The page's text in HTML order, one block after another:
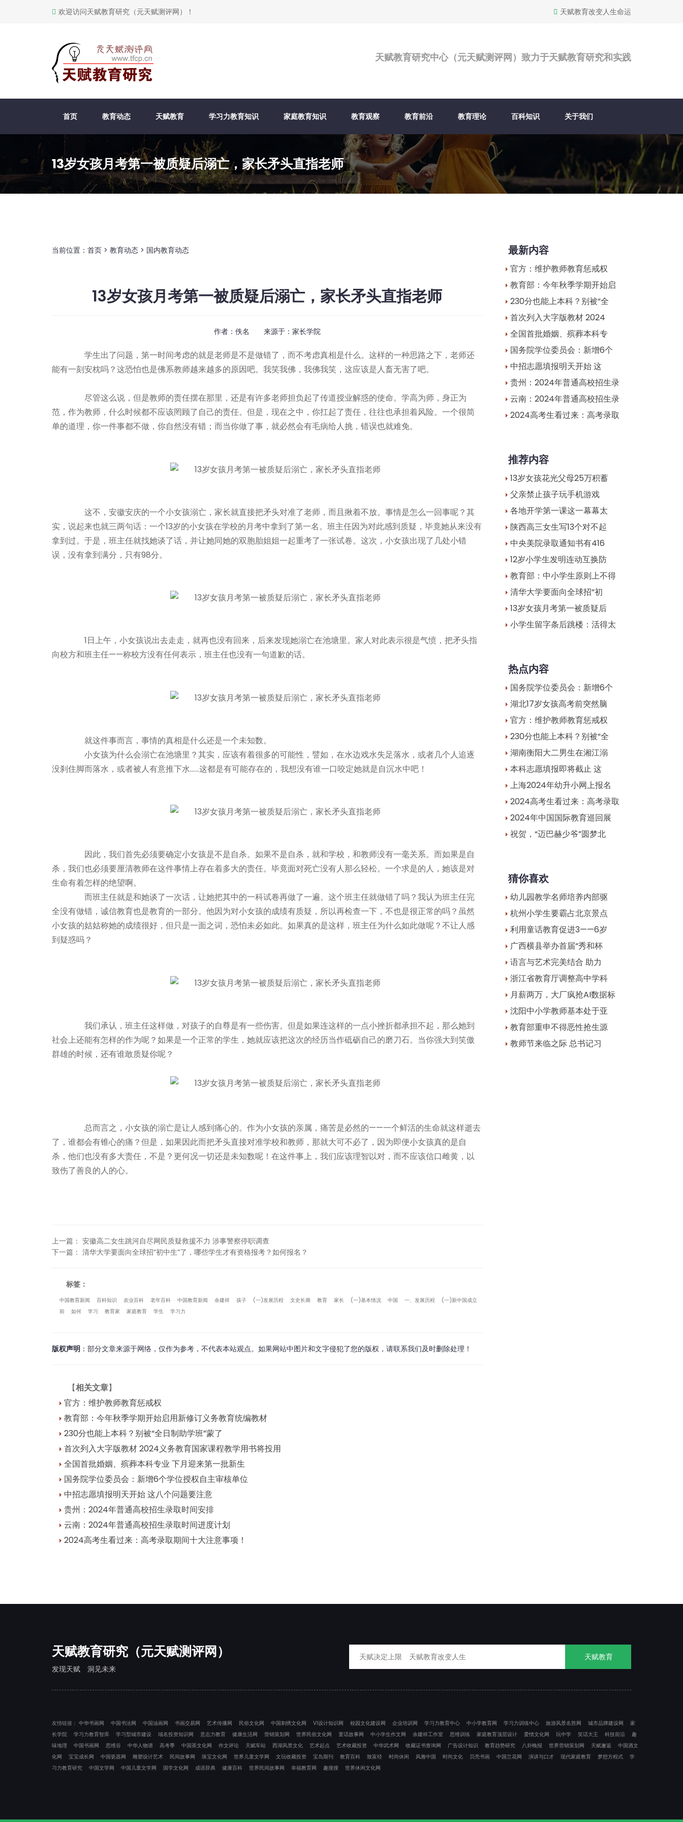
欢迎访问天赋教育研究（元天赋测评网）！ 天赋教育改变人生命运
天赋教育研究中心（元天赋测评网）致力于天赋教育研究和实践
首页 教育动态 天赋教育 学习力教育知识 家庭教育知识 教育观察 教育前沿 教育理论 百科知识 关于我们
13岁女孩月考第一被质疑后溺亡，家长矛头直指老师
当前位置： 首页 > 教育动态 > 国内教育动态
13岁女孩月考第一被质疑后溺亡，家长矛头直指老师
作者：佚名 来源于： 家长学院
学生出了问题，第一时间考虑的就是老师是不是做错了，而不考虑真相是什么。这样的一种思路之下，老师还
能有一刻安枕吗？这恐怕也是佛系教师越来越多的原因吧。我笑我佛，我佛我笑，这应该是人畜无害了吧。
尽管这么说，但是教师的责任摆在那里，还是有许多老师担负起了传道授业解惑的使命。学高为师，身正为
范，作为教师，什么时候都不应该罔顾了自己的责任。但是，现在之中，你扛起了责任，往往也承担着风险。一个很简
单的道理，你一件事都不做，你自然没有错；而当你做了事，就必然会有毛病给人挑，错误也就难免。
这不，安徽安庆的一个小女孩溺亡，家长就直接把矛头对准了老师，而且揪着不放。事情是怎么一回事呢？其
实，说起来也就三两句话：一个13岁的小女孩在学校的月考中拿到了第一名。班主任因为对此感到质疑，毕竟她从来没有
拿到过。于是，班主任就找她谈了话，并让她同她的双胞胎姐姐一起重考了一张试卷。这次，小女孩出现了几处小错
误，没有拿到满分，只有98分。
1日上午，小女孩说出去走走，就再也没有回来，后来发现她溺亡在池塘里。家人对此表示很是气愤，把矛头指
向校方和班主任——称校方没有任何表示，班主任也没有一句道歉的话。
就这件事而言，事情的真相是什么还是一个未知数。
小女孩为什么会溺亡在池塘里？其实，应该有着很多的可能性，譬如，在水边戏水失足落水，或者几个人追逐
没刹住脚而落水，或者被人有意推下水……这都是有可能存在的，我想没有谁一口咬定她就是自沉水中吧！
因此，我们首先必须要确定小女孩是不是自杀。如果不是自杀，就和学校，和教师没有一毫关系。而如果是自
杀，我们也必须要厘清教师在这件事情上存在着多大的责任。毕竟面对死亡没有人那么轻松。一个求是的人，她该是对
生命有着怎样的绝望啊。
而班主任就是和她谈了一次话，让她把其中的一科试卷再做了一遍。这个班主任就做错了吗？我认为班主任完
全没有做错，诚信教育也是教育的一部分。他因为对小女孩的成绩有质疑，所以再检查一下，不也是很正常的吗？虽然
小女孩的姑姑称她的成绩很好，但只是一面之词，恐怕未必如此。如果真的是这样，班主任为什么如此做呢？不让人感
到疑惑吗？
我们承认，班主任这样做，对孩子的自尊是有一些伤害。但是如果连这样的一点小挫折都承担不起，那么她到
社会上还能有怎样的作为呢？如果是一个正常的学生，她就应该把这次的经历当作砥砺自己的磨刀石。当你强大到笑傲
群雄的时候，还有谁敢质疑你呢？
总而言之，小女孩的溺亡是让人感到痛心的。作为小女孩的亲属，痛苦是必然的——一个鲜活的生命就这样逝去
了，谁都会有锥心的痛？但是，如果因此而把矛头直接对准学校和教师，那就大可不必了，因为即便小女孩真的是自
杀，他们也没有多大责任，不是？更何况一切还是未知数呢！在这件事上，我们应该理智以对，而不应该信口雌黄，以
致伤了善良的人的心。
上一篇 ： 安徽高二女生跳河自尽网民质疑救援不力 涉事警察停职调查
下一篇 ： 清华大学要面向全球招“初中生”了，哪些学生才有资格报考？如何报名？
标签：
中国教育新闻 百科知识 农业百科 老年百科 中国教育新闻 余建祥 孩子 (一)发展历程 文史长廊 教育 家长 (一)基本情况 中国 一、发展历程
(一)新中国成立
前
如何 学习 教育家 家庭教育 学生 学习力
版权声明 ：部分文章来源于网络，仅作为参考，不代表本站观点。如果网站中图片和文字侵犯了您的版权，请联系我们及时删除处理！
【相关文章】
官方：维护教师教育惩戒权
教育部：今年秋季学期开始启用新修订义务教育统编教材
230分也能上本科？别被“全日制助学班”蒙了
首次列入大字版教材 2024义务教育国家课程教学用书将投用
全国首批婚姻、殡葬本科专业 下月迎来第一批新生
国务院学位委员会：新增6个学位授权自主审核单位
中招志愿填报明天开始 这八个问题要注意
贵州：2024年普通高校招生录取时间安排
云南：2024年普通高校招生录取时间进度计划
2024高考生看过来：高考录取期间十大注意事项！
最新内容
官方：维护教师教育惩戒权
教育部：今年秋季学期开始启
230分也能上本科？别被“全
首次列入大字版教材 2024
全国首批婚姻、殡葬本科专
国务院学位委员会：新增6个
中招志愿填报明天开始 这
贵州：2024年普通高校招生录
云南：2024年普通高校招生录
2024高考生看过来：高考录取
推荐内容
13岁女孩花光父母25万积蓄
父亲禁止孩子玩手机游戏
各地开学第一课这一幕幕太
陕西高三女生写13个对不起
中央美院录取通知书有416
12岁小学生发明连动互换防
教育部：中小学生原则上不得
清华大学要面向全球招“初
13岁女孩月考第一被质疑后
小学生留字条后跳楼：活得太
热点内容
国务院学位委员会：新增6个
湖北17岁女孩高考前突然脑
官方：维护教师教育惩戒权
230分也能上本科？别被“全
湖南衡阳大二男生在湘江溺
本科志愿填报即将截止 这
上海2024年幼升小网上报名
2024高考生看过来：高考录取
2024年中国国际教育巡回展
祝贺，“迈巴赫少爷”圆梦北
猜你喜欢
幼儿园教学名师培养内部驱
杭州小学生要霸占北京景点
利用童话教育促进3——6岁
广西横县举办首届“秀和杯
语言与艺术完美结合 助力
浙江省教育厅调整高中学科
月薪两万，大厂疯抢AI数据标
沈阳中小学教师基本处于亚
教育部重申不得恶性抢生源
教师节来临之际 总书记习
天赋教育研究（元天赋测评网）
发现天赋 洞见未来
天赋教育
友情链接： 中华书画网 中国书法网 中国油画网 书画交易网 艺术传播网 民俗文化网 中国刺绣文化网 VI设计知识网 校园文化建设网 企业培训网 学习力教育中心 中小学教育网 学习力训练中心 旅游风景名胜网 城市品牌建设网
家
长学院
学习力教育智库 学习型城市建设 域名投资知识网 意志力教育 健康生活网 营销策划网 世界民俗文化网 童话故事网 中小学生作文网 余建祥工作室 思维训练 家庭教育顶层设计 爱情文化网 玩中学 笑话大王 科技前沿
趣
味地理
中国书画网 思维谷 中华人物谱 高考季 中国茶文化网 作文评论 天赋车站 西湖风景文化 艺术起点 艺术收藏投资 中华武术网 收藏证书查询网 广告设计知识 教育趋势研究 八卦晚报 世界营销策划网 天赋邂逅
中国酒文
化网
宝宝成长网 中国瓷器网 雕塑设计艺术 民间故事网 珠宝文化网 世界儿童文学网 文玩收藏投资 宝岛期刊 教育百科 致富经 时尚休闲 风雅中国 时尚文化 贝壳书画 中国兰花网 演讲与口才 现代家庭教育 梦想方程式
学
习力教育研究
中国文学网 中国儿童文学网 国学文化网 成语辞典 健康百科 世界民间故事网 幸福教育网 趣搜搜 世界休闲文化网